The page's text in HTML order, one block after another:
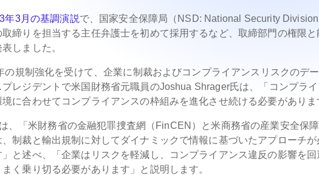
年3月の基調演説で、国家安全保障局（NSD: National Security
締りを担当する主任弁護士を初めて採用するなど、取締部門の権限
しました。
の規制強化を受けて、企業に制裁およびコンプライアンスリスクのデ
プレジデントで米国財務省元職員のJoshua Shrager氏は、「コンプラ
に合わせてコンプライアンスの枠組みを進化させ続ける必要がありま
、「米財務省の金融犯罪捜査網（FinCEN）と米商務省の産業安全保
制裁と輸出規制に対してダイナミックで情報に基づいたアプローチ
」と述べ、「企業はリスクを軽減し、コンプライアンス違反の影響を
く乗り切る必要があります」と説明します。